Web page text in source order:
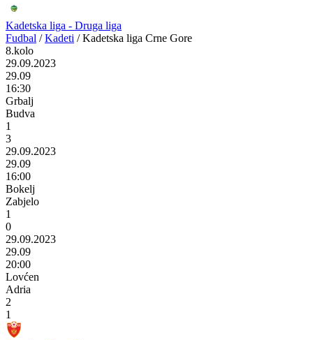
Kadetska liga - Druga liga
Fudbal / Kadeti / Kadetska liga Crne Gore
8.kolo
29.09.2023
29.09
16:30
Grbalj
Budva
1
3
29.09.2023
29.09
16:00
Bokelj
Zabjelo
1
0
29.09.2023
29.09
20:00
Lovćen
Adria
2
1